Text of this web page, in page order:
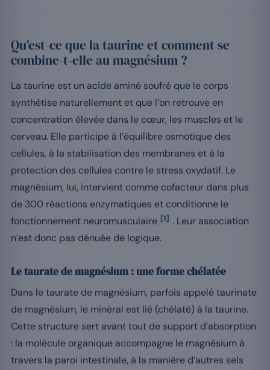
Qu’est-ce que la taurine et comment se
combine-t-elle au magnésium ?
La taurine est un acide aminé soufré que le corps
synthétise naturellement et que l’on retrouve en
concentration élevée dans le cœur, les muscles et le
cerveau. Elle participe à l’équilibre osmotique des
cellules, à la stabilisation des membranes et à la
protection des cellules contre le stress oxydatif. Le
magnésium, lui, intervient comme cofacteur dans plus
de 300 réactions enzymatiques et conditionne le
fonctionnement neuromusculaire [1] . Leur association
n’est donc pas dénuée de logique.
Le taurate de magnésium : une forme chélatée
Dans le taurate de magnésium, parfois appelé taurinate
de magnésium, le minéral est lié (chélaté) à la taurine.
Cette structure sert avant tout de support d’absorption
: la molécule organique accompagne le magnésium à
travers la paroi intestinale, à la manière d’autres sels